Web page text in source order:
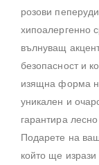
розови
хипоалергенно
вълнуващ
безопасност и
изящна форма
уникален и
гарантира
Подарете на
който ще